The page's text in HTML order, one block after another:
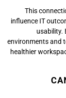
This
influence IT
usability.
environments and
healthier